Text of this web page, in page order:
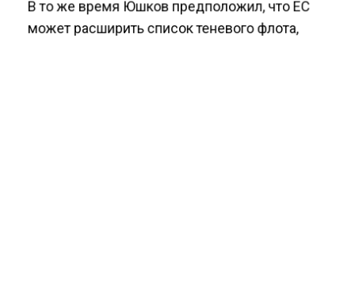
В то же время Юшков предположил, что ЕС
может расширить список теневого флота,